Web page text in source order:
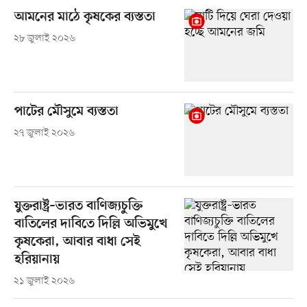
আমনের মাঠে কৃষকের ব্যস্ততা
২৮ জুলাই ২০২৬
পাটের মৌসুমে ব্যস্ততা
২৭ জুলাই ২০২৬
যুক্তরাষ্ট্র–ভারত বাণিজ্যচুক্তি
বাতিলের দাবিতে দিল্লি অভিমুখে
কৃষকেরা, আবার বাধা সেই
হরিয়ানায়
২১ জুলাই ২০২৬